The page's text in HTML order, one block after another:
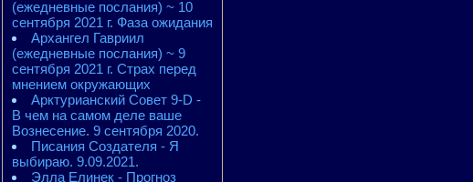
2014 - ЭНЕРГИИ года
2015 - энергии месяцев
2015 - ЭНЕРГИИ года
(ежедневные послания) ~ 10
сентября 2021 г. Фаза ожидания
Архангел Гавриил
(ежедневные послания) ~ 9
сентября 2021 г. Страх перед
мнением окружающих
Арктурианский Совет 9-D -
В чем на самом деле ваше
Вознесение. 9 сентября 2020.
Писания Создателя - Я
выбираю. 9.09.2021.
Элла Елинек - Прогноз